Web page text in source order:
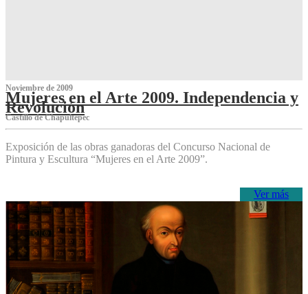
Noviembre de 2009
Mujeres en el Arte 2009. Independencia y
Revolución
Castillo de Chapultepec
Exposición de las obras ganadoras del Concurso Nacional de
Pintura y Escultura “Mujeres en el Arte 2009”.
Ver más